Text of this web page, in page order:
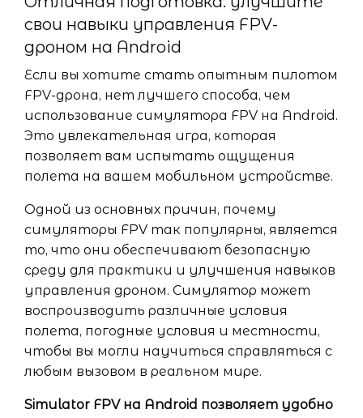
свои навыки управления FPV-
дроном на Android
Если вы хотите стать опытным пилотом
FPV-дрона, нет лучшего способа, чем
использование симулятора FPV на Android.
Это увлекательная игра, которая
позволяет вам испытать ощущения
полета на вашем мобильном устройстве.
Одной из основных причин, почему
симуляторы FPV так популярны, является
то, что они обеспечивают безопасную
среду для практики и улучшения навыков
управления дроном. Симулятор может
воспроизводить различные условия
полета, погодные условия и местности,
чтобы вы могли научиться справляться с
любым вызовом в реальном мире.
Simulator FPV на Android позволяет удобно